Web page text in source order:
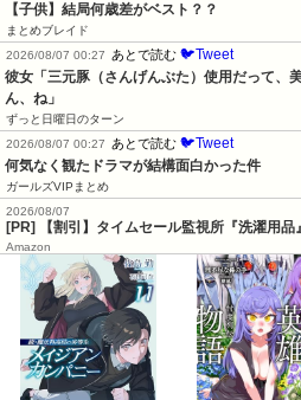
【子供】結局何歳差がベスト？？
まとめブレイド
2026/08/07 00:27
あとで読む 🐦Tweet
彼女「三元豚（さんげんぶた）使用だって、
ん、ね」
ずっと日曜日のターン
2026/08/07 00:27
あとで読む 🐦Tweet
何気なく観たドラマが結構面白かった件
ガールズVIPまとめ
2026/08/07
[PR] 【割引】タイムセール監視所『洗濯用品』
Amazon